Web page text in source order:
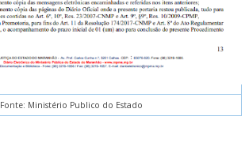
Fonte: Ministério Publico do Estado